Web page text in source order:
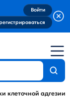
Войти
клеточной адгезии